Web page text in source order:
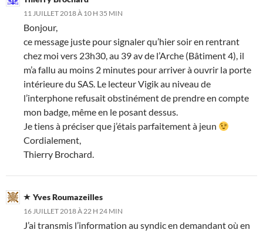
11 JUILLET 2018 À 10 H 35 MIN
Bonjour,
ce message juste pour signaler qu’hier soir en rentrant
chez moi vers 23h30, au 39 av de l’Arche (Bâtiment 4), il
m’a fallu au moins 2 minutes pour arriver à ouvrir la porte
intérieure du SAS. Le lecteur Vigik au niveau de
l’interphone refusait obstinément de prendre en compte
mon badge, même en le posant dessus.
Je tiens à préciser que j’étais parfaitement à jeun
Cordialement,
Thierry Brochard.
Yves Roumazeilles
16 JUILLET 2018 À 22 H 24 MIN
J’ai transmis l’information au syndic en demandant où en